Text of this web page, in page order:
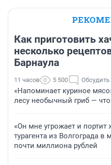
Как приготовить
несколько
Барнаула
11 часов 5 500 Обсудить
«Напоминает куриное
лесу необычный гриб — что
«Он мне угрожает и
турагента из Волгограда
почти миллиона рублей